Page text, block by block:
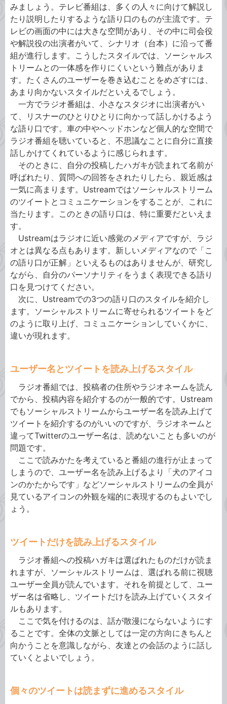
みましょう。テレビ番組は、多くの人々に向けて解説し
たり説明したりするような語り口のものが主流です。テ
レビの画面の中には大きな空間があり、その中に司会役
や解説役の出演者がいて、シナリオ（台本）に沿って番
組が進行します。こうしたスタイルでは、ソーシャルス
トリームとの一体感を作りにくいという難点がありま
す。たくさんのユーザーを巻き込むことをめざすには、
あまり向かないスタイルだといえるでしょう。
一方でラジオ番組は、小さなスタジオに出演者がい
て、リスナーのひとりひとりに向かって話しかけるよう
な語り口です。車の中やヘッドホンなど個人的な空間で
ラジオ番組を聴いていると、不思議なことに自分に直接
話しかけてくれているように感じられます。
そのときに、自分の投稿したハガキが読まれて名前が
呼ばれたり、質問への回答をされたりしたら、親近感は
一気に高まります。Ustreamではソーシャルストリーム
のツイートとコミュニケーションをすることが、これに
当たります。このときの語り口は、特に重要だといえま
す。
Ustreamはラジオに近い感覚のメディアですが、ラジ
オとは異なる点もあります。新しいメディアなので「こ
の語り口が正解」といえるものはありませんが、研究し
ながら、自分のパーソナリティをうまく表現できる語り
口を見つけてください。
次に、Ustreamでの3つの語り口のスタイルを紹介し
ます。ソーシャルストリームに寄せられるツイートをど
のように取り上げ、コミュニケーションしていくかに、
違いが現れます。
ユーザー名とツイートを読み上げるスタイル
ラジオ番組では、投稿者の住所やラジオネームを読ん
でから、投稿内容を紹介するのが一般的です。Ustream
でもソーシャルストリームからユーザー名を読み上げて
ツイートを紹介するのがいいのですが、ラジオネームと
違ってTwitterのユーザー名は、読めないことも多いのが
問題です。
ここで読みかたを考えていると番組の進行が止まって
しまうので、ユーザー名を読み上げるより「犬のアイコ
ンのかたからです」などソーシャルストリームの全員が
見ているアイコンの外観を端的に表現するのもよいでし
ょう。
ツイートだけを読み上げるスタイル
ラジオ番組への投稿ハガキは選ばれたものだけが読ま
れますが、ソーシャルストリームは、選ばれる前に視聴
ユーザー全員が読んでいます。それを前提として、ユー
ザー名は省略し、ツイートだけを読み上げていくスタイ
ルもあります。
ここで気を付けるのは、話が散漫にならないようにす
ることです。全体の文脈としては一定の方向にきちんと
向かうことを意識しながら、友達との会話のように話し
ていくとよいでしょう。
個々のツイートは読まずに進めるスタイル